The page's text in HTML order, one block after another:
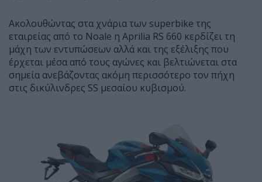
Ακολουθώντας στα χνάρια των superbike της
εταιρείας από το Noale η Aprilia RS 660 κερδίζει τη
μάχη των εντυπώσεων αλλά και της εξέλιξης που
έρχεται μέσα από τους αγώνες και βελτιώνεται στα
σημεία ανεβάζοντας ακόμη περισσότερο τον πήχη
στις δικύλινδρες SS μεσαίου κυβισμού.